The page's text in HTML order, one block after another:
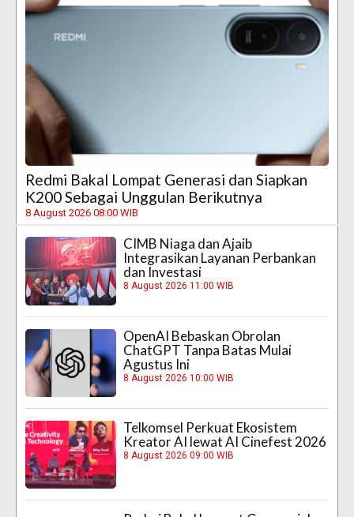
Redmi Bakal Lompat Generasi dan Siapkan
K200 Sebagai Unggulan Berikutnya
8 August 2026 08:00 WIB
CIMB Niaga dan Ajaib
Integrasikan Layanan Perbankan
dan Investasi
8 August 2026 11:00 WIB
OpenAI Bebaskan Obrolan
ChatGPT Tanpa Batas Mulai
Agustus Ini
8 August 2026 10:00 WIB
Telkomsel Perkuat Ekosistem
Kreator AI lewat AI Cinefest 2026
8 August 2026 09:00 WIB